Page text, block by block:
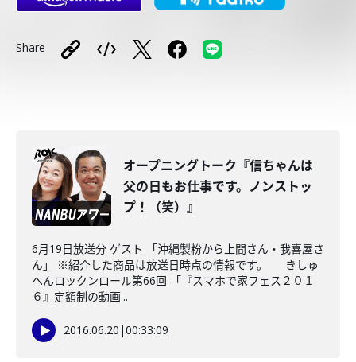
Share
オープニングトーク『信ちゃんは
父の日もお仕事です。ノンストッ
プ！（笑）』
6月19日放送分 ゲスト 「沖縄製粉から上間さん・我喜屋さ
ん」 ※紹介した商品は放送日時点の情報です。 きしゅ
へんロックンロール第66回 「『スマホで家フェス２０１
６』定額制の動画...
2016.06.20 |00:33:09